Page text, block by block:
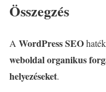
Összegzés
A WordPress SEO
weboldal organikus
helyezéseket.